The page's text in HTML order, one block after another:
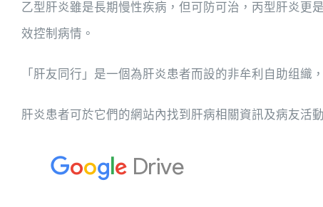
乙型肝炎雖是長期慢性疾病，但可防可治，丙型肝炎更
效控制病情。
「肝友同行」是一個為肝炎患者而設的非牟利自助组織
肝炎患者可於它們的網站內找到肝病相關資訊及病友活